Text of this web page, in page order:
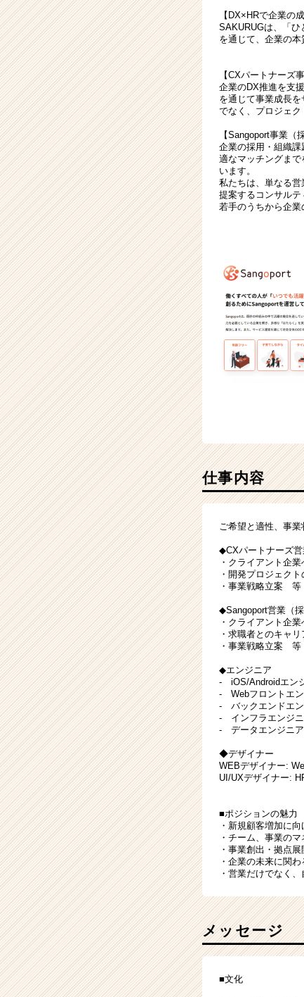
【DX×HRで企業の
SAKURUGは、「
を通じて、企業の本
【CXパートナーズ
企業のDX推進を支
を通じて事業成長
でなく、プロジェク
【Sangoport事業（
企業の採用・組織
適なマッチングま
います。
私たちは、単なる
提案するコンサルテ
若手のうちから企業
仕事内容
ご希望と適性、事業
◆CXパートナーズ営
・クライアント企
・開発プロジェクト
・事業戦略立案 等
◆Sangoport営業（採
・クライアント企
・求職者とのキャ
・事業戦略立案 等
◆エンジニア
- iOS/Androidエン
- Webフロントエ
- バックエンドエン
- インフラエンジ
- データエンジニア
◆デザイナー
WEBデザイナー:
UI/UXデザイナー:
■ポジションの魅力
・新規顧客増加に
・チーム、事業の
・事業創出・拠点
・企業の未来に関
・営業だけでなく
メッセージ
■文化